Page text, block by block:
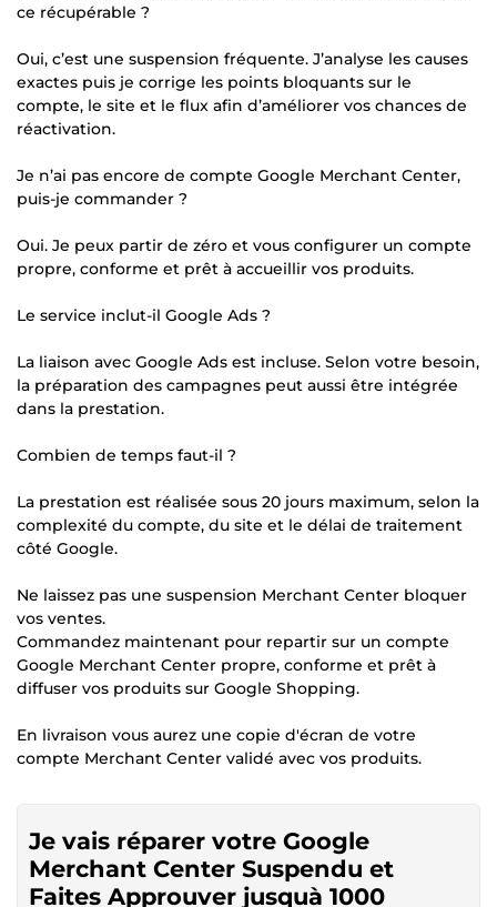
ce récupérable ?
Oui, c’est une suspension fréquente. J’analyse les causes
exactes puis je corrige les points bloquants sur le
compte, le site et le flux afin d’améliorer vos chances de
réactivation.
Je n’ai pas encore de compte Google Merchant Center,
puis-je commander ?
Oui. Je peux partir de zéro et vous configurer un compte
propre, conforme et prêt à accueillir vos produits.
Le service inclut-il Google Ads ?
La liaison avec Google Ads est incluse. Selon votre besoin,
la préparation des campagnes peut aussi être intégrée
dans la prestation.
Combien de temps faut-il ?
La prestation est réalisée sous 20 jours maximum, selon la
complexité du compte, du site et le délai de traitement
côté Google.
Ne laissez pas une suspension Merchant Center bloquer
vos ventes.
Commandez maintenant pour repartir sur un compte
Google Merchant Center propre, conforme et prêt à
diffuser vos produits sur Google Shopping.
En livraison vous aurez une copie d'écran de votre
compte Merchant Center validé avec vos produits.
Je vais réparer votre Google
Merchant Center Suspendu et
Faites Approuver jusquà 1000